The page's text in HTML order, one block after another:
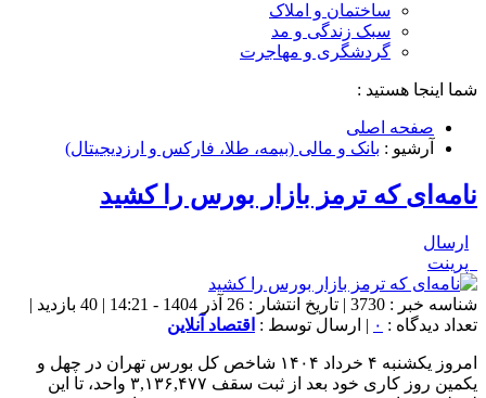
ساختمان و املاک
سبک زندگی و مد
گردشگری و مهاجرت
شما اینجا هستید :
صفحه اصلی
آرشیو : بانک و مالی (بیمه، طلا، فارکس و ارزدیجیتال)
نامه‌ای که ترمز بازار بورس را کشید
ارسال
پرینت
شناسه خبر : 3730 | تاریخ انتشار : 26 آذر 1404 - 14:21 | 40 بازدید |
تعداد دیدگاه : ۰ | ارسال توسط : اقتصاد آنلاین
امروز یکشنبه ۴ خرداد ۱۴۰۴ شاخص کل بورس تهران در چهل و
یکمین روز کاری خود بعد از ثبت سقف ۳,۱۳۶,۴۷۷ واحد، تا این